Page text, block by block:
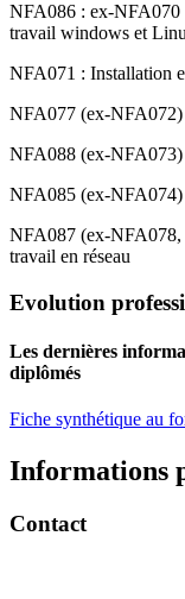
NFA086 : ex-NFA070
travail windows et
NFA071 : Installation
NFA077 (ex-NFA072)
NFA088 (ex-NFA073)
NFA085 (ex-NFA074)
NFA087 (ex-NFA078,
travail en réseau
Evolution
Les dernières
diplômés
Fiche synthétique au
Informations
Contact